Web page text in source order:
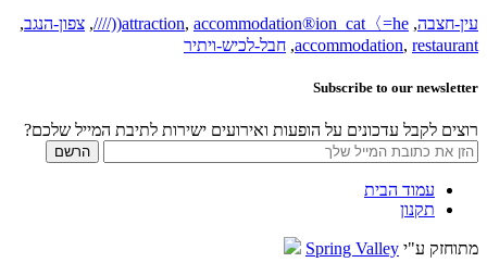
עין-חצבה,
attraction, accommodation®ion_cat〈=he((////
, צפון-הנגב,
accommodation, restaurant
, חבל-לכיש-ויתיר
Subscribe to our newsletter
רוצים לקבל עדכונים על הופעות ואירועים ישירות לתיבת המייל שלכם?
עמוד הבית
תקנון
מתוחזק ע"י Spring Valley